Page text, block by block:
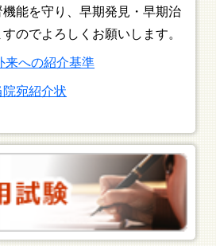
能を守り、早期発見・早期治
のでよろしくお願いします。
来への紹介基準
宛紹介状